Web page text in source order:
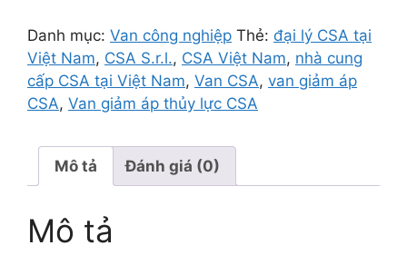
Danh mục: Van công nghiệp Thẻ: đại lý CSA tại
Việt Nam, CSA S.r.l., CSA Việt Nam, nhà cung
cấp CSA tại Việt Nam, Van CSA, van giảm áp
CSA, Van giảm áp thủy lực CSA
Mô tả Đánh giá (0)
Mô tả